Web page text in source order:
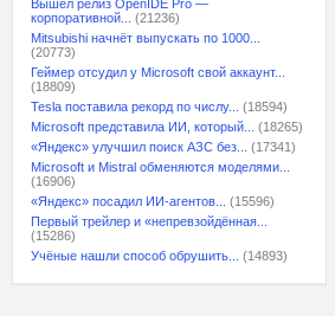
Вышел релиз OpenIDE Pro —
корпоративной...
(21236)
Mitsubishi начнёт выпускать по 1000...
(20773)
Геймер отсудил у Microsoft свой аккаунт...
(18809)
Tesla поставила рекорд по числу...
(18594)
Microsoft представила ИИ, который...
(18265)
«Яндекс» улучшил поиск АЗС без...
(17341)
Microsoft и Mistral обменяются моделями...
(16906)
«Яндекс» посадил ИИ-агентов...
(15596)
Первый трейлер и «непревзойдённая...
(15286)
Учёные нашли способ обрушить...
(14893)